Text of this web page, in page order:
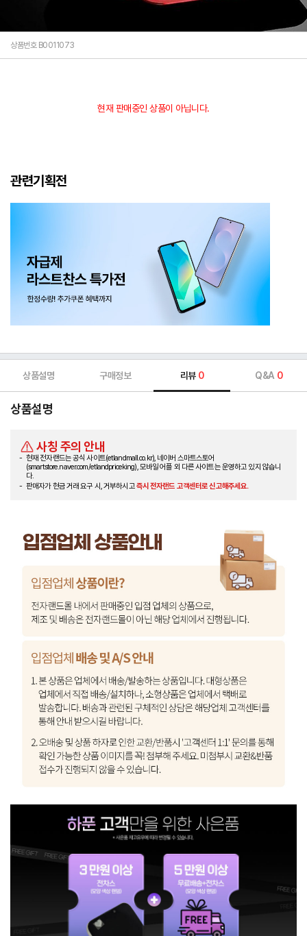
상품번호 B0011073
현재 판매중인 상품이 아닙니다.
관련기획전
상품설명 구매정보 리뷰 0 Q&A 0
상품설명
사칭 주의 안내
현재 전자랜드는 공식 사이트(etlandmall.co.kr), 네이버 스마트스토어
(smartstore.naver.com/etlandpriceking), 모바일 어플 외 다른 사이트는 운영하고 있지 않습니
다.
판매자가 현금 거래 요구 시, 거부하시고즉시 전자랜드 고객센터로 신고해주세요.